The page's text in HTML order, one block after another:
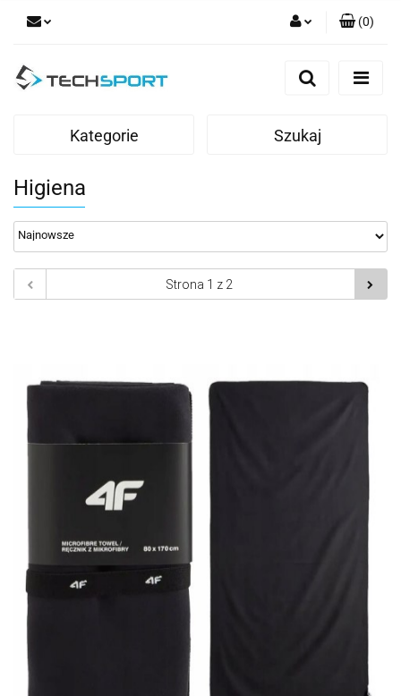
Zaloguj się
(0)
Kategorie Szukaj
Higiena